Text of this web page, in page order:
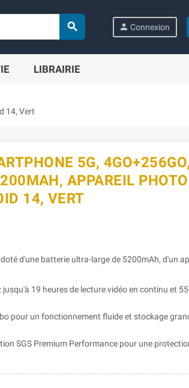
 person Connexion
LIBRAIRIE
14, Vert
5G, 4GO+256GO,
APPAREIL
14, VERT
d'une batterie ultra-large de 5200mAh, d'un
jusqu'à 19 heures de lecture vidéo en continu et
pour un fonctionnement fluide et stockage
SGS Premium Performance pour une